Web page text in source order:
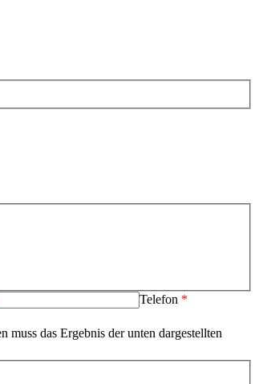
Telefon *
muss das Ergebnis der unten dargestellten